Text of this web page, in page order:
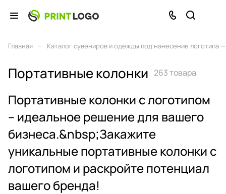
Главная Каталог сувениров и одежды под нанесение логотипа
Портативные колонки 263 товара
Портативные колонки с логотипом
– идеальное решение для вашего
бизнеса.&nbsp;Закажите
уникальные портативные колонки с
логотипом и раскройте потенциал
вашего бренда!